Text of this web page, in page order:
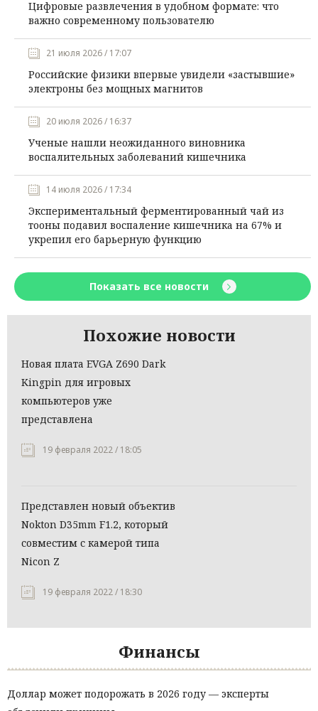
Цифровые развлечения в удобном формате: что
важно современному пользователю
21 июля 2026 / 17:07
Российские физики впервые увидели «застывшие»
электроны без мощных магнитов
20 июля 2026 / 16:37
Ученые нашли неожиданного виновника
воспалительных заболеваний кишечника
14 июля 2026 / 17:34
Экспериментальный ферментированный чай из
тооны подавил воспаление кишечника на 67% и
укрепил его барьерную функцию
Показать все новости
Похожие новости
Новая плата EVGA Z690 Dark
Kingpin для игровых
компьютеров уже
представлена
19 февраля 2022 / 18:05
Представлен новый объектив
Nokton D35mm F1.2, который
совместим с камерой типа
Nicon Z
19 февраля 2022 / 18:30
Финансы
Доллар может подорожать в 2026 году — эксперты